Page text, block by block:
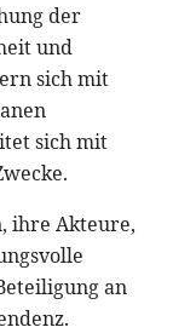
der
und
sich mit
sich mit
ihre Akteure,
an